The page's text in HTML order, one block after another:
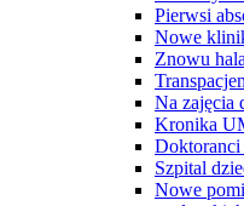
Pierwsi
Nowe
Znowu
Na zajęcia
Kronika
Doktoranci
Szpital
Nowe